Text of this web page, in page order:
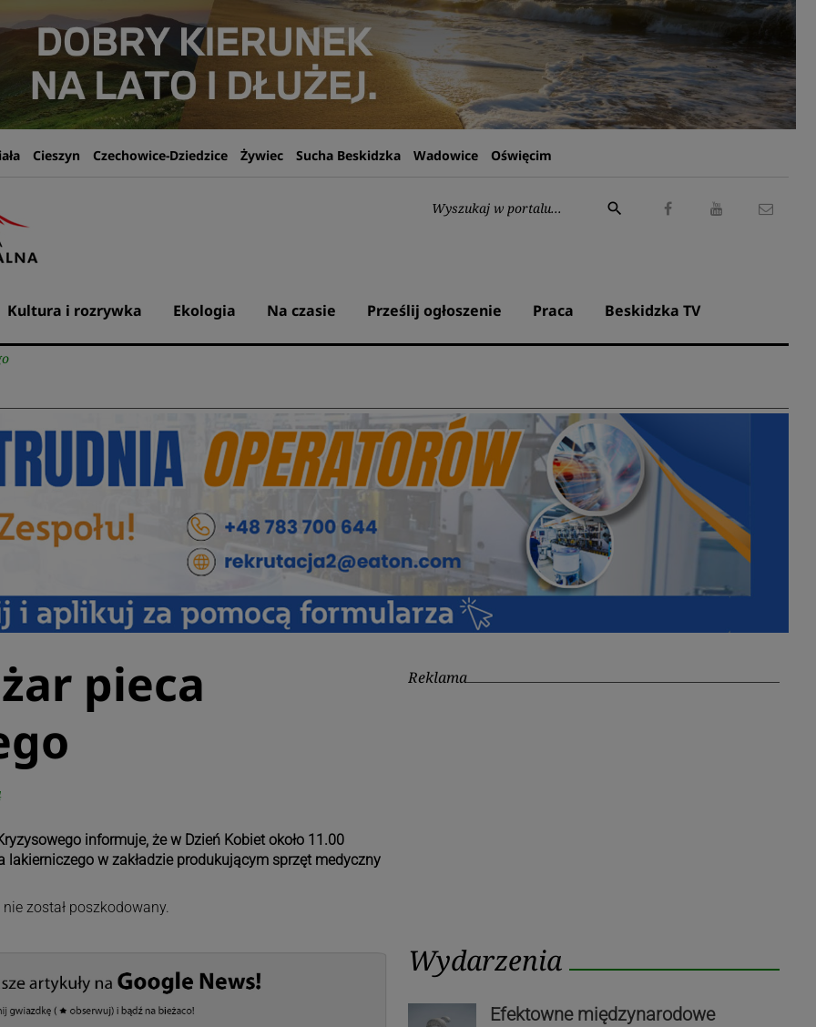
Cieszyn Czechowice-Dziedzice Żywiec Sucha Beskidzka Wadowice Oświęcim
Wyszukaj:
search
Kultura i rozrywka Ekologia Na czasie Prześlij ogłoszenie Praca Beskidzka TV
pieca
informuje, że w Dzień Kobiet około 11.00
lakierniczego w zakładzie produkującym sprzęt medyczny
został poszkodowany.
Reklama
Wydarzenia
Efektowne międzynarodowe